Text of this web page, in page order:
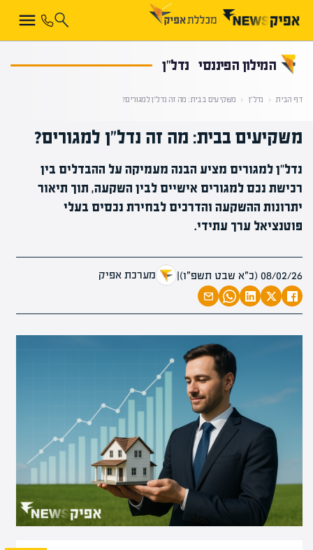
המילון הפיננסי נדל"ן
דף הבית ‹ נדל"ן ‹ משקיעים בבית: מה זה נדל"ן למגורים?
משקיעים בבית: מה זה נדל"ן למגורים?
נדל"ן למגורים מציע הבנה מעמיקה על ההבדלים בין
רכישת נכס למגורים אישיים לבין השקעה, תוך תיאור
יתרונות ההשקעה והדרכים לבחירת נכסים בעלי
פוטנציאל ערך עתידי.
08/02/26 (כ״א שבט תשפ״ו) | מערכת אפיק